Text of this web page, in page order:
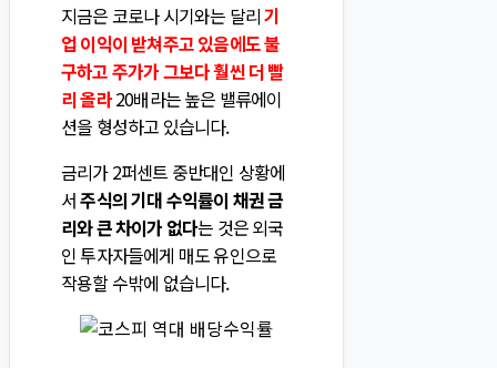
지금은 코로나 시기와는 달리기
업 이익이 받쳐주고 있음에도 불
구하고 주가가 그보다 훨씬 더 빨
리 올라20배라는 높은 밸류에이
션을 형성하고 있습니다.
금리가 2퍼센트 중반대인 상황에
서주식의 기대 수익률이 채권 금
리와 큰 차이가 없다는 것은 외국
인 투자자들에게 매도 유인으로
작용할 수밖에 없습니다.